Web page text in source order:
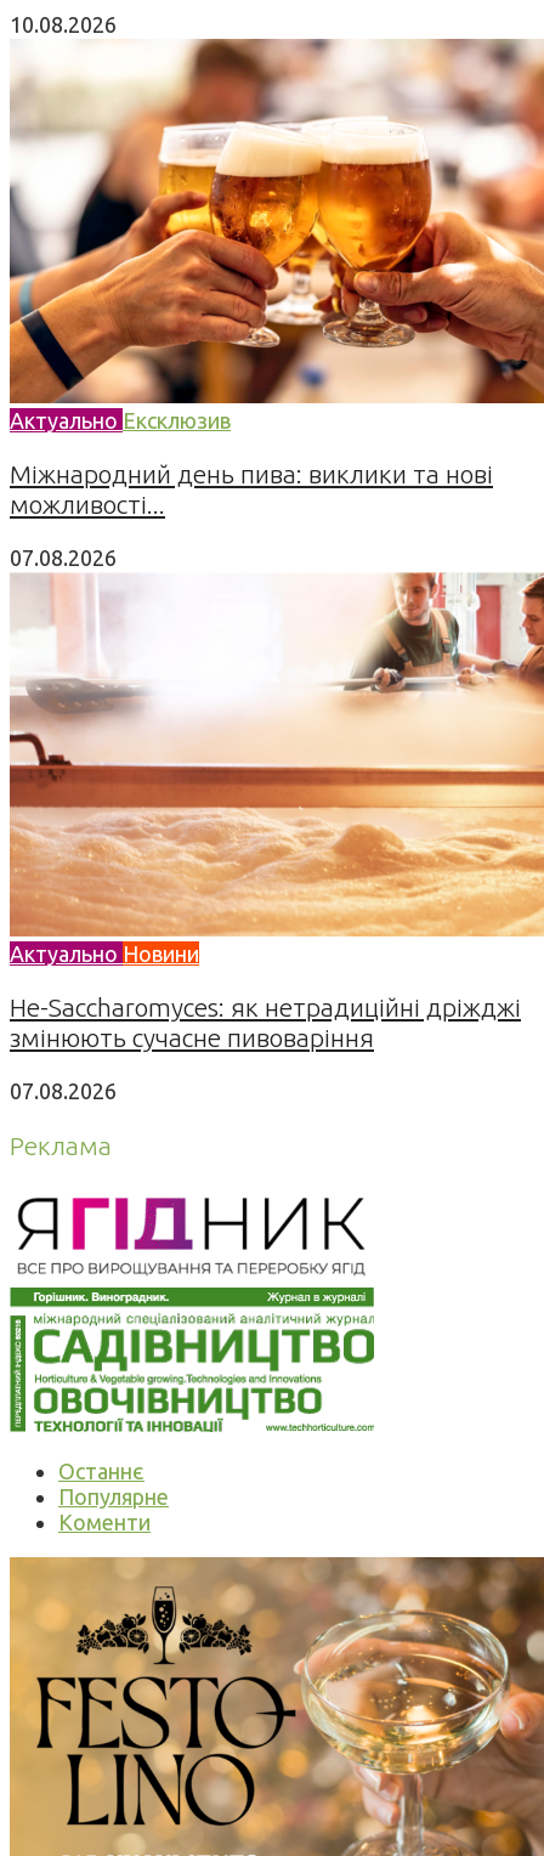
10.08.2026
Актуально Ексклюзив
Міжнародний день пива: виклики та нові
можливості...
07.08.2026
Актуально Новини
Не-Saccharomyces: як нетрадиційні дріжджі
змінюють сучасне пивоваріння
07.08.2026
Реклама
Останнє
Популярне
Коменти